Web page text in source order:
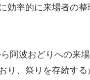
効率的に来場者の整
ら阿波おどりへの来
り、祭りを存続す